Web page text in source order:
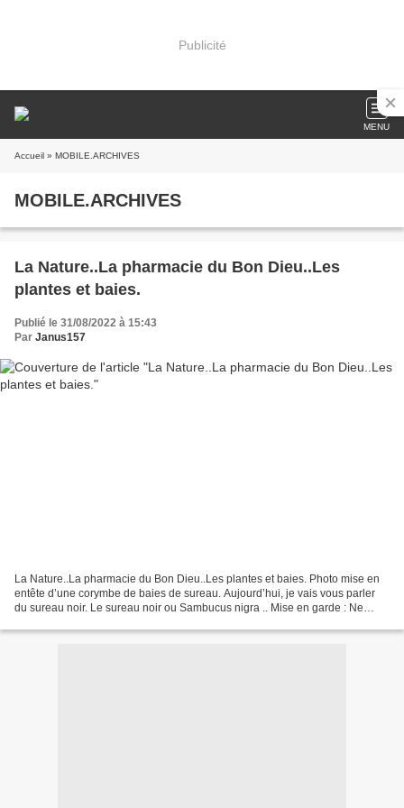
Publicité
MENU
Accueil » MOBILE.ARCHIVES
MOBILE.ARCHIVES
La Nature..La pharmacie du Bon Dieu..Les
plantes et baies.
Publié le 31/08/2022 à 15:43
Par Janus157
La Nature..La pharmacie du Bon Dieu..Les plantes et baies. Photo mise en
entête d’une corymbe de baies de sureau. Aujourd’hui, je vais vous parler
du sureau noir. Le sureau noir ou Sambucus nigra .. Mise en garde : Ne